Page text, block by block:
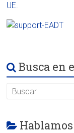
UE.
Busca en